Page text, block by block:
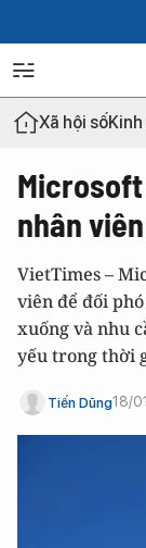
Xã hội số
Microsoft
nhân viên
VietTimes –
viên để đối
xuống và nhu
yếu trong thời
Tiến Dũng18/